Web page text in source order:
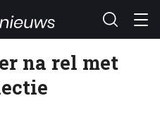
na rel met